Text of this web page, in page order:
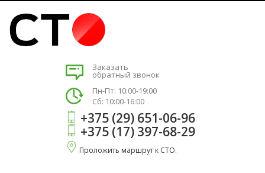
Заказать
обратный звонок
Пн-Пт: 10:00-19:00
Сб: 10:00-16:00
+375 (29) 651-06-96
+375 (17) 397-68-29
Проложить маршрут к СТО.